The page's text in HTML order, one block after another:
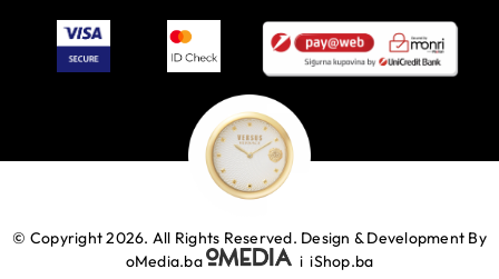
© Copyright 2026. All Rights Reserved. Design & Development By
oMedia.ba
iiShop.ba